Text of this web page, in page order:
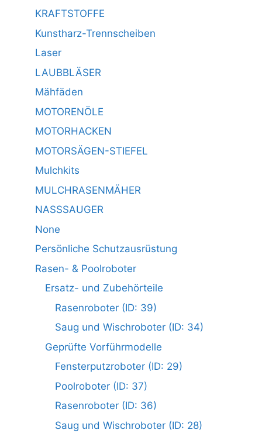
KRAFTSTOFFE
Kunstharz-Trennscheiben
Laser
LAUBBLÄSER
Mähfäden
MOTORENÖLE
MOTORHACKEN
MOTORSÄGEN-STIEFEL
Mulchkits
MULCHRASENMÄHER
NASSSAUGER
None
Persönliche Schutzausrüstung
Rasen- & Poolroboter
Ersatz- und Zubehörteile
Rasenroboter (ID: 39)
Saug und Wischroboter (ID: 34)
Geprüfte Vorführmodelle
Fensterputzroboter (ID: 29)
Poolroboter (ID: 37)
Rasenroboter (ID: 36)
Saug und Wischroboter (ID: 28)